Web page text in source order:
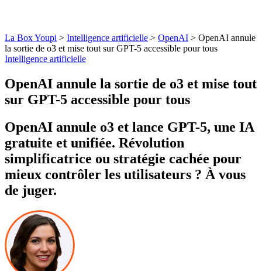
La Box Youpi > Intelligence artificielle > OpenAI > OpenAI annule
la sortie de o3 et mise tout sur GPT-5 accessible pour tous
Intelligence artificielle
OpenAI annule la sortie de o3 et mise tout
sur GPT-5 accessible pour tous
OpenAI annule o3 et lance GPT-5, une IA
gratuite et unifiée. Révolution
simplificatrice ou stratégie cachée pour
mieux contrôler les utilisateurs ? À vous
de juger.